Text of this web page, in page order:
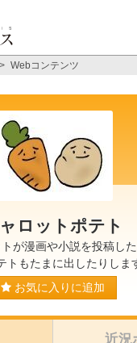
> Webコンテンツ
ロットポテト
が漫画や小説を投稿し
トもたまに出したりしま
お気に入りに追加
近況